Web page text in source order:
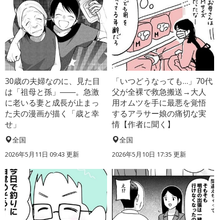
30歳の夫婦なのに、見た目
は「祖母と孫」――。急激
に老いる妻と成長が止まっ
た夫の漫画が描く「歳と幸
せ」
全国
2026年5月11日 09:43 更新
「いつどうなっても…」70代
父が全裸で救急搬送→大人
用オムツを手に最悪を覚悟
するアラサー娘の痛切な実
情【作者に聞く】
全国
2026年5月10日 17:35 更新